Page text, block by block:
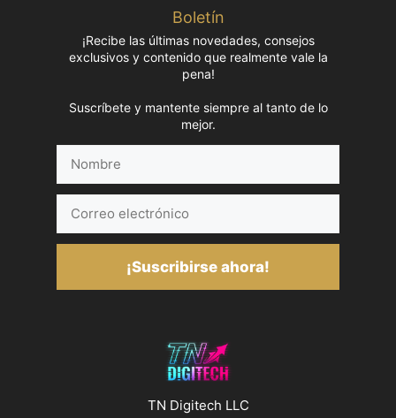
Boletín
¡Recibe las últimas novedades, consejos
exclusivos y contenido que realmente vale la
pena!
Suscríbete y mantente siempre al tanto de lo
mejor.
electrónico
¡Suscribirse ahora!
TN Digitech LLC